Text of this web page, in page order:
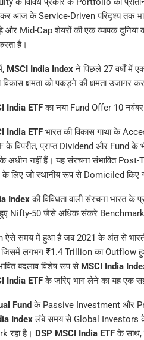
आज के Service-Driven परिदृश्य तक
और Mid-Cap शेयरों की एक व्यापक दुनिया
है।
MSCI India Indexने पिछले 27 वर्षों में
विकास क्षमता को पकड़ने की क्षमता उजागर
India ETFका नया Fund Offer 10
India ETFभारत की विकास गाथा के
के विपरीत, प्राप्त Dividend और
अधीन नहीं हैं। यह संरचना संभावित
लिए जो स्थानीय रूप से Domiciled किए
Indexकी विविधता वाली संरचना भारत के
Nifty-50 जैसे अधिक संकरे
ऐसे समय में हुआ है जब 2021 के अंत से
लगभग ₹1.4 Trillion का Outflow
बदलाव विशेष रूप से MSCI India
India ETFके ज़रिए भाग लेने का यह एक
Fund के Passive Investment और
Indexलंबे समय से Global Investors के
रहा है। DSP MSCI India ETFके साथ,